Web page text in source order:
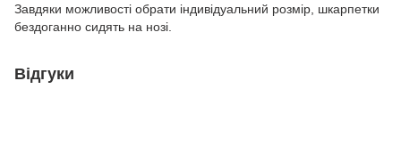
Завдяки можливості обрати індивідуальний розмір, шкарпетки
бездоганно сидять на нозі.
Відгуки